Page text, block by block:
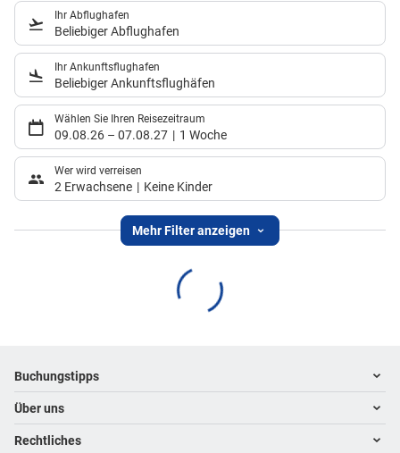
Ihr Abflughafen
Beliebiger Abflughafen
Ihr Ankunftsflughafen
Beliebiger Ankunftsflughäfen
Wählen Sie Ihren Reisezeitraum
09.08.26 – 07.08.27 1 Woche
Wer wird verreisen
2 Erwachsene Keine Kinder
Mehr Filter anzeigen
Footer navigation
Buchungstipps
Warum im Reisebüro buchen
Hoteltipps
Über uns
Kontakt
Rechtliches